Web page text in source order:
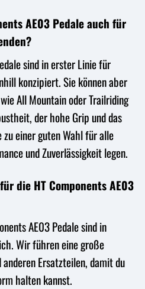
AE03 Pedale auch für
sind in erster Linie für
konzipiert. Sie können aber
All Mountain oder Trailriding
der hohe Grip und das
einer guten Wahl für alle
und Zuverlässigkeit legen.
die HT Components AE03
AE03 Pedale sind in
Wir führen eine große
Ersatzteilen, damit du
halten kannst.